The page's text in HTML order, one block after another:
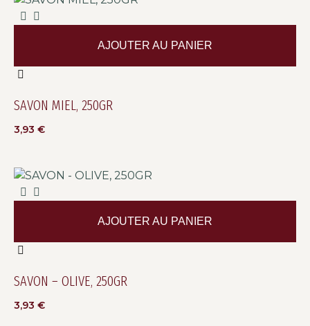
SAVON MIEL, 250GR
3,93 €
AJOUTER AU PANIER
SAVON – OLIVE, 250GR
3,93 €
AJOUTER AU PANIER